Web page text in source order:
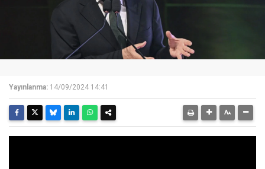
Yayınlanma: 14/09/2024 14:41